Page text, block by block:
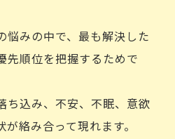
みの中で、最も解決した
先順位を把握するためで
込み、不安、不眠、意欲
絡み合って現れます。